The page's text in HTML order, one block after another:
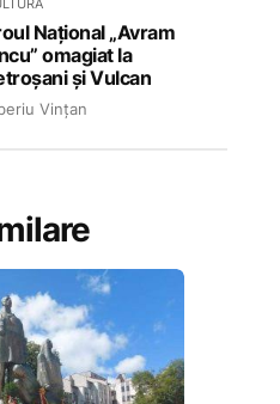
Național „Avram
omagiat la
și Vulcan
Vințan